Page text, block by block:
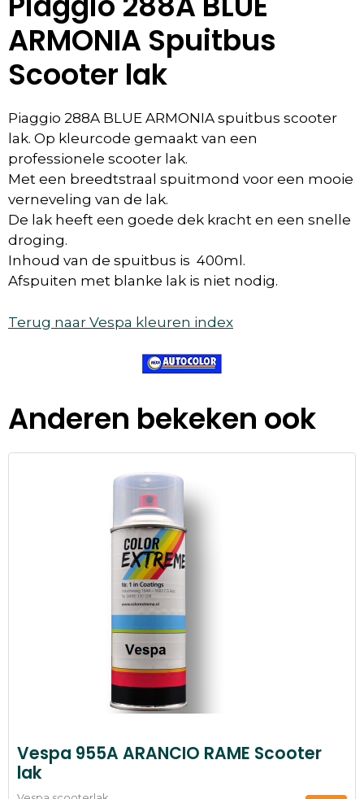
ARMONIA Spuitbus
Scooter lak
Piaggio 288A BLUE ARMONIA spuitbus scooter
lak. Op kleurcode gemaakt van een
professionele scooter lak.
Met een breedtstraal spuitmond voor een mooie
verneveling van de lak.
De lak heeft een goede dek kracht en een snelle
droging.
Inhoud van de spuitbus is 400ml.
Afspuiten met blanke lak is niet nodig.
Terug naar Vespa kleuren index
Anderen bekeken ook
Vespa 955A ARANCIO RAME Scooter
lak